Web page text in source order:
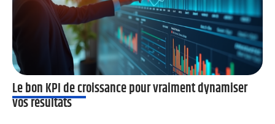
Le bon KPI de croissance pour vraiment dynamiser
vos résultats